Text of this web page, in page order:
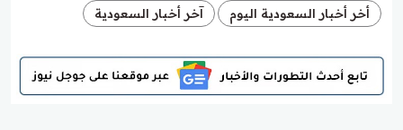
أخر أخبار السعودية اليوم آخر أخبار السعودية